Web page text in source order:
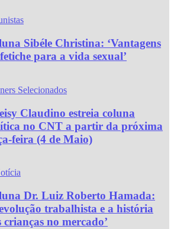
Sibéle Christina: ‘Vantagens
para a vida sexual’
Selecionados
Claudino estreia coluna
no CNT a partir da próxima
feira (4 de Maio)
Dr. Luiz Roberto Hamada:
trabalhista e a história
crianças no mercado’